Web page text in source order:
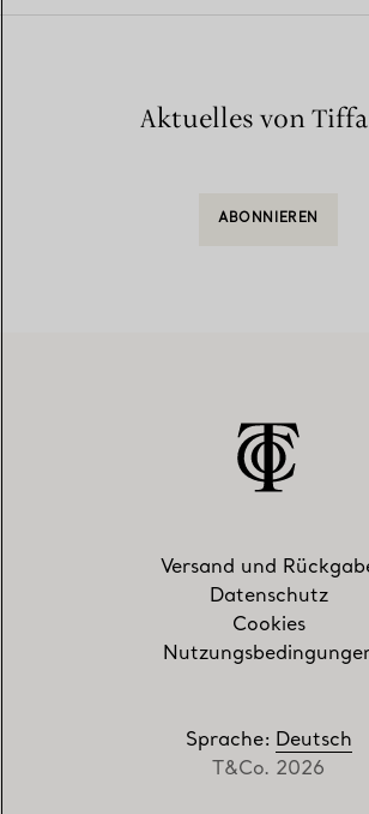
Aktuelles von
ABONNIEREN
Versand und
Datenschutz
Cookies
Sprache: Deutsch
T&Co. 2026